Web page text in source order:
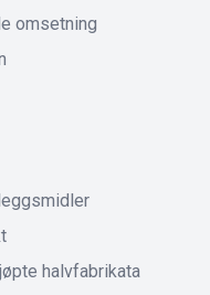
omsetning
halvfabrikata